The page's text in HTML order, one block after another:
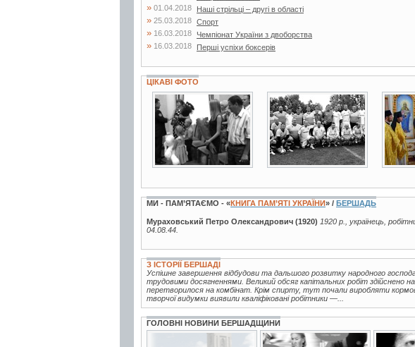
» 01.04.2018 Наші стрільці – другі в області
» 25.03.2018 Спорт
» 16.03.2018 Чемпіонат України з двоборства
» 16.03.2018
Перші успіхи боксерів
ЦІКАВІ ФОТО
2 фото 2 фото 8
МИ - ПАМ’ЯТАЄМО - «КНИГА ПАМ’ЯТІ УКРАЇНИ» / БЕРШАДЬ
Мураховський Петро Олександрович (1920) 1920 р., українець,
04.08.44.
З ІСТОРІЇ БЕРШАДІ
Успішне завершення відбудови та дальшого розвитку народного
трудовими досягненнями. Великий обсяг капітальних робіт здійснено
перетворилося на комбінат. Крім спирту, тут почали виробляти
творчої видумки виявили кваліфіковані робітники —...
ГОЛОВНІ НОВИНИ БЕРШАДЩИНИ